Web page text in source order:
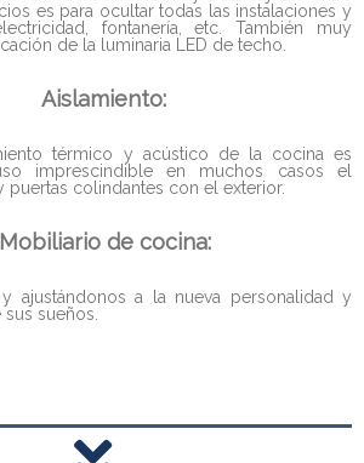
es para ocultar todas las instalaciones y
fontanería, etc. También muy
de la luminaria LED de techo.
Aislamiento:
térmico y acústico de la cocina es
imprescindible en muchos casos el
puertas colindantes con el exterior.
de cocina:
ajustándonos a la nueva personalidad y
sueños.